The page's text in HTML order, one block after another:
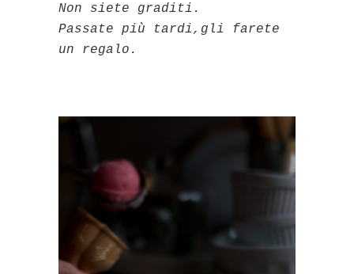
Non siete graditi.
Passate più tardi,gli farete
un regalo.